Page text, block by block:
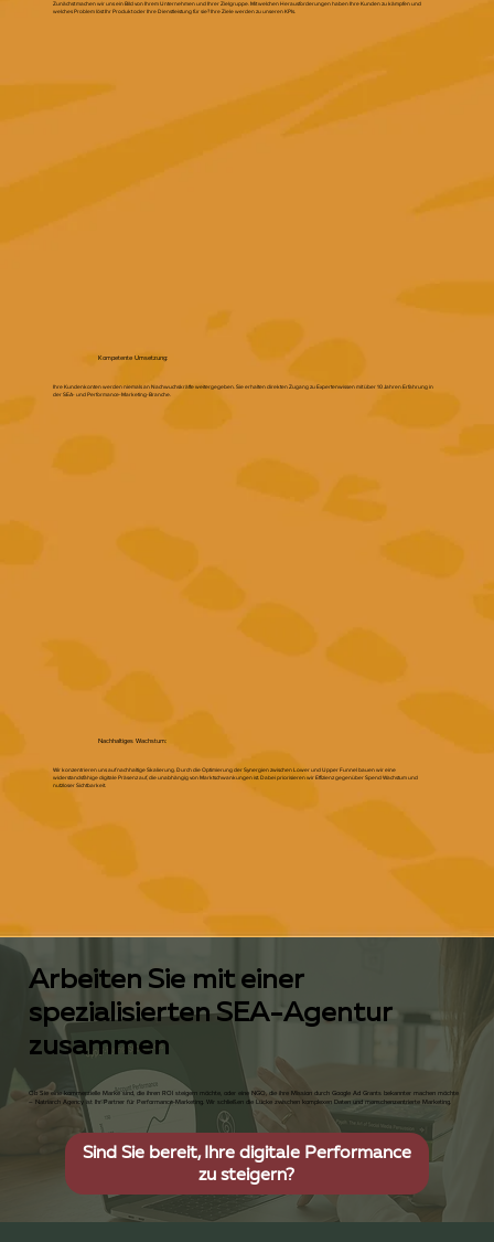
Zunächst machen wir uns ein Bild von Ihrem Unternehmen und Ihrer Zielgruppe. Mit welchen Herausforderungen haben Ihre Kunden zu kämpfen und
welches Problem löst Ihr Produkt oder Ihre Dienstleistung für sie? Ihre Ziele werden zu unseren KPIs.
Kompetente Umsetzung:
Ihre Kundenkonten werden niemals an Nachwuchskräfte weitergegeben. Sie erhalten direkten Zugang zu Expertenwissen mit über 10 Jahren Erfahrung in
der SEA- und Performance-Marketing-Branche.
Nachhaltiges Wachstum:
Wir konzentrieren uns auf nachhaltige Skalierung. Durch die Optimierung der Synergien zwischen Lower und Upper Funnel bauen wir eine
widerstandsfähige digitale Präsenz auf, die unabhängig von Marktschwankungen ist. Dabei priorisieren wir Effizienz gegenüber Spend Wachstum und
nutzloser Sichtbarkeit.
Arbeiten Sie mit einer
spezialisierten SEA-Agentur
zusammen
Ob Sie eine kommerzielle Marke sind, die ihren ROI steigern möchte, oder eine NGO, die ihre Mission durch Google Ad Grants bekannter machen möchte
– Natriarch Agency ist Ihr Partner für Performance-Marketing. Wir schließen die Lücke zwischen komplexen Daten und menschenzentrierte Marketing.
Sind Sie bereit, Ihre digitale Performance
zu steigern?